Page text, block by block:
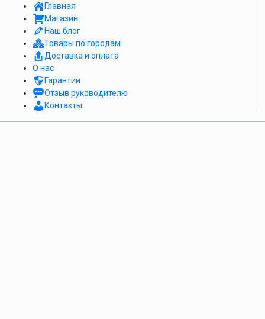
Главная
Магазин
Наш блог
Товары по городам
Доставка и оплата
О нас
Гарантии
Отзыв руководителю
Контакты